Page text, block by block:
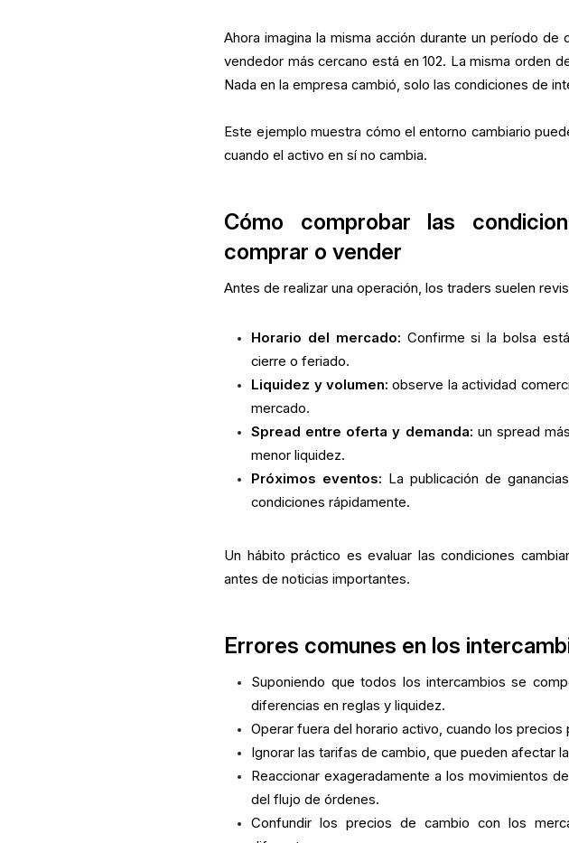
Ahora imagina la misma acción durante un período
vendedor más cercano está en 102. La misma orden
Nada en la empresa cambió, solo las condiciones de
Este ejemplo muestra cómo el entorno cambiario
cuando el activo en sí no cambia.
Cómo comprobar las
comprar o vender
Antes de realizar una operación, los traders suelen
Horario del mercado: Confirme si la bolsa
cierre o feriado.
Liquidez y volumen: observe la actividad
mercado.
Spread entre oferta y demanda: un spread
menor liquidez.
Próximos eventos: La publicación de
condiciones rápidamente.
Un hábito práctico es evaluar las condiciones
antes de noticias importantes.
Errores comunes en los
Suponiendo que todos los intercambios se
diferencias en reglas y liquidez.
Operar fuera del horario activo, cuando los
Ignorar las tarifas de cambio, que pueden afectar
Reaccionar exageradamente a los movimientos
del flujo de órdenes.
Confundir los precios de cambio con los